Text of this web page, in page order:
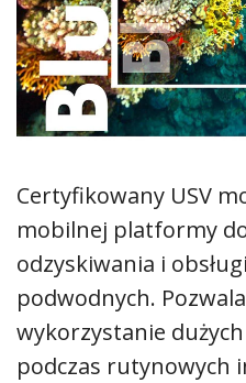
Certyfikowany USV
mobilnej platformy
odzyskiwania i
podwodnych.
wykorzystanie
podczas rutynowych